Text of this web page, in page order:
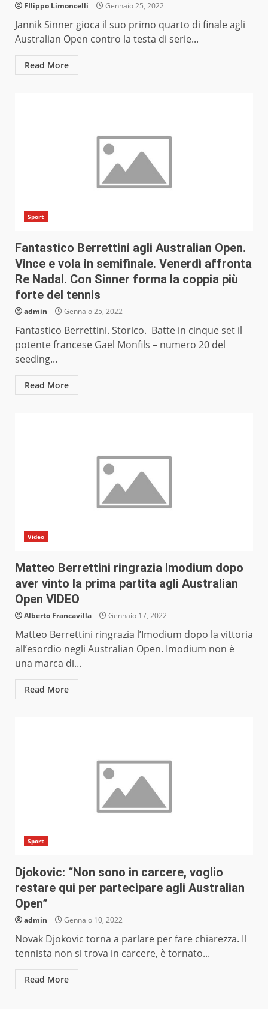
FIlippo Limoncelli Gennaio 25, 2022
Jannik Sinner gioca il suo primo quarto di finale agli
Australian Open contro la testa di serie...
Read More
Sport
Fantastico Berrettini agli Australian Open.
Vince e vola in semifinale. Venerdì affronta
Re Nadal. Con Sinner forma la coppia più
forte del tennis
admin Gennaio 25, 2022
Fantastico Berrettini. Storico. Batte in cinque set il
potente francese Gael Monfils – numero 20 del
seeding...
Read More
Video
Matteo Berrettini ringrazia Imodium dopo
aver vinto la prima partita agli Australian
Open VIDEO
Alberto Francavilla Gennaio 17, 2022
Matteo Berrettini ringrazia l’Imodium dopo la vittoria
all’esordio negli Australian Open. Imodium non è
una marca di...
Read More
Sport
Djokovic: “Non sono in carcere, voglio
restare qui per partecipare agli Australian
Open”
admin Gennaio 10, 2022
Novak Djokovic torna a parlare per fare chiarezza. Il
tennista non si trova in carcere, è tornato...
Read More